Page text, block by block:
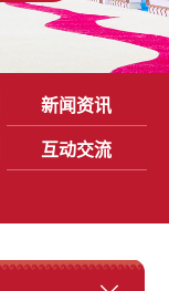
新闻资讯
互动交流